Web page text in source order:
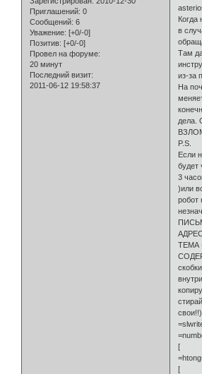
Приглашений: 0
Сообщений: 6
Уважение: [+0/-0]
Позитив: [+0/-0]
Провел на форуме:
20 минут
Последний визит:
2011-06-12 19:58:37
Когда
в
Там
из-за
На
P.S.
Если
будет
3
)или
робот
АДРЕС
ТЕМА
[
[